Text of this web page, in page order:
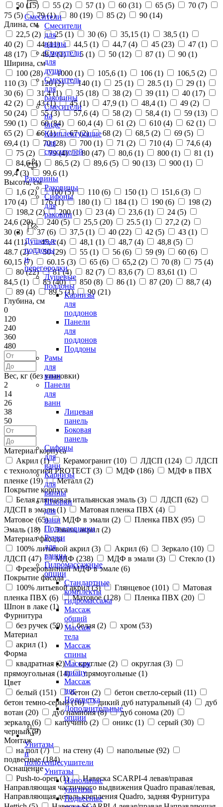
Смесители
Смесители
для
ванны
Смесители
для
душа
Смеситель
для
раковины
Смесители
на
биде
Комплектующие
для
смесителей
Раковины
Раковины
Сифоны
для
раковин
Душевые
поддоны
и
перегородки
Душевые
поддоны
Карнизы
для
поддонов
Панели
для
поддонов
Поддоны
Рамы
для
ванн
Панели
для
ванн
Лицевая
панель
Боковая
панель
Сифоны
для
ванн
Карнизы
для
ванны
Шторки
для
ванн
Подголовники
Ручки
для
ванны
Гидромассажные
опции
Стандартные
комплекты
гидромассажа
Массаж
общий
Массаж
тела
Массаж
спины
Массаж
шиацу
Массаж
ног
Подсветка
Дополнительные
опции
Унитазы
и
полотенцесушители
Унитазы
Напольные
унитазы
Подвесные
50 (15) 55 (2) 57 (1) 60 (31) 65 (5) 70 (7)
75 (5) 79 (1) 80 (19) 85 (2) 90 (14)
Длина, см
22,5 (2) 25 (1) 30 (6) 35,15 (1) 38,5 (1)
40 (2) 44 (11) 44,5 (1) 44,7 (4) 45 (23) 47 (1)
48 (17) 48,2 (1) 5 (1) 50 (12) 87 (1) 90 (1)
Ширина, см
100 (28) 1000 (1) 105,6 (1) 106 (1) 106,5 (2)
110 (3) 120 (2) 140 (1) 25 (1) 28.5 (1) 29 (1)
30 (6) 31,4 (1) 35 (18) 38 (2) 39 (11) 40 (17)
42 (2) 43 (1) 45 (1) 47,9 (1) 48,4 (1) 49 (2)
50 (24) 55 (3) 57,6 (4) 58 (2) 58,4 (1) 59 (13)
590 (1) 60 (84) 60,4 (4) 61 (2) 610 (4) 62 (1)
65 (2) 66 (1) 67 (2) 68 (2) 68,5 (2) 69 (5)
69,4 (1) 70 (28) 700 (1) 71 (2) 710 (4) 74,6 (4)
75 (2) 79 (4) 80 (47) 80,6 (1) 800 (1) 81 (1)
84,6 (1) 86,5 (2) 89,6 (5) 90 (13) 900 (1)
99,4 (3) 99,6 (1)
Высота, см
1,6 (2) 100 (5) 110 (6) 150 (1) 151,6 (3)
170 (4) 176 (1) 180 (1) 184 (1) 190 (6) 198 (2)
198,2 (2) 200 (1) 23 (4) 23,6 (1) 24 (5)
24,6 (20) 240 (5) 25,5 (20) 25.5 (1) 27,2 (2)
30 (3) 37 (6) 37,5 (1) 40 (22) 42 (5) 43 (1)
44 (11) 45,3 (4) 48,1 (1) 48,7 (4) 48,8 (5)
48.7 (2) 50 (29) 55 (1) 56 (6) 59 (9) 60 (6)
60,15 (7) 60.15 (3) 65 (6) 65,2 (2) 70 (8) 75 (4)
80 (22) 81 (4) 82 (7) 83,6 (7) 83,61 (1)
84,5 (1) 85 (40) 850 (8) 86 (1) 87 (20) 88,7 (4)
89 (4) 89,5 (1) 90 (21)
Глубина, см
0
120
240
360
480
Вес, кг (без упаковки)
2
14
26
38
50
Материал корпуса
Акрил (1) Керамогранит (10) ЛДСП (124)
ЛДСП
с технологией PROTECT (3) МДФ (186)
МДФ в ПВХ
пленке (19) Металл (2)
Покрытие корпуса
Белая глянцевая итальянская эмаль (3) ЛДСП (62)
ЛДСП в эмали (1) Матовая пленка ПВХ (4)
Матовое (65) МДФ в эмали (2) Пленка ПВХ (95)
Эмаль (18) Эмаль, акрил (2)
Материал фасада
100% литьевой акрил (3) Акрил (6) Зеркало (10)
ЛДСП (47) МДФ (238) МДФ в эмали (3) Стекло (1)
Фрезерованный МДФ в эмале (6)
Покрытие фасада
100% литьевой акрил (3) Глянцевое (101)
Матовая
пленка ПВХ (6) Матовое (128) Пленка ПВХ (20)
Шпон в лаке (1)
Фурнитура
без ручек (59) белая (2) хром (53)
Материал
акрил (1)
Форма
квадратная (2) круглые (2) округлая (3)
прямоугольная (14) прямоугольные (1)
Цвет
белый (151) бетон (2) бетон светло-серый (11)
бетон темно-серый (10) дикий дуб натуральный (4)
дуб
вотан (20) дуб намибия (8) дуб сонома (20)
зеркало (6) капучино (2) оникс (1) серый (30)
черный (9)
Монтаж
на пол (7) на стену (4) напольные (92)
подвесные (184)
Оснащение
Push-to-open (1)
Навеска SCARPI-4 левая/правая
Направляющая частичного выдвижения Quadro правая/левая,
Направляющая деталь крепления Quadro, задняя Фурнитура